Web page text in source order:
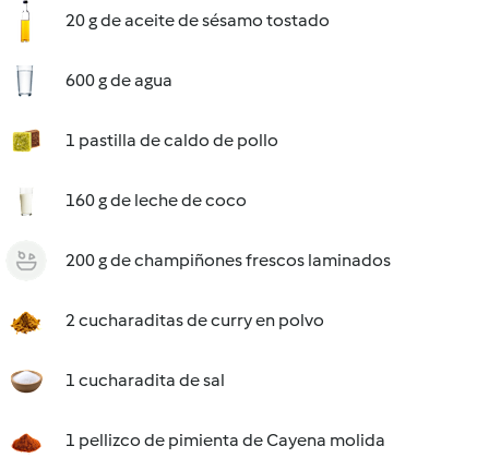
20 g de aceite de sésamo tostado
600 g de agua
1 pastilla de caldo de pollo
160 g de leche de coco
200 g de champiñones frescos laminados
2 cucharaditas de curry en polvo
1 cucharadita de sal
1 pellizco de pimienta de Cayena molida